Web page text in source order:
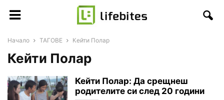
Начало ТАГОВЕ Кейти Полар
Кейти Полар
Кейти Полар: Да срещнеш
родителите си след 20 години